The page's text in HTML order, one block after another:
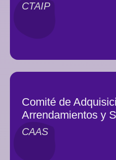
CTAIP
Comité de
Arrendamientos y
CAAS